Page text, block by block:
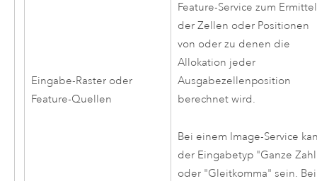
Eingabe-Raster oder
Feature-Quellen
Feature-Service zum
der Zellen oder Positionen
von oder zu denen die
Allokation jeder
Ausgabezellenposition
berechnet wird.
Bei einem Image-Service
der Eingabetyp "Ganze
oder "Gleitkomma" sein. Bei